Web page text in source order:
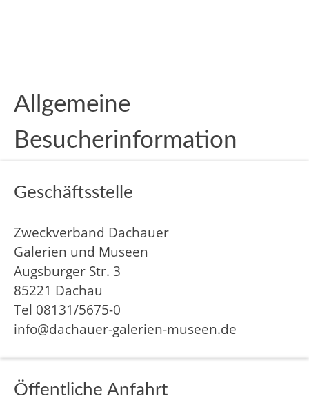
Allgemeine
Besucherinformation
Geschäftsstelle
Zweckverband Dachauer
Galerien und Museen
Augsburger Str. 3
85221 Dachau
Tel 08131/5675-0
info@dachauer-galerien-museen.de
Öffentliche Anfahrt